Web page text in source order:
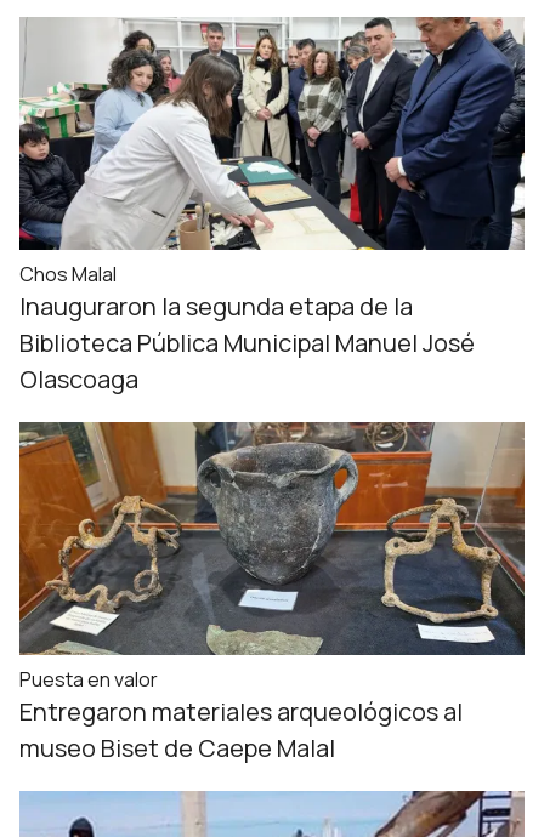
Chos Malal
Inauguraron la segunda etapa de la
Biblioteca Pública Municipal Manuel José
Olascoaga
Puesta en valor
Entregaron materiales arqueológicos al
museo Biset de Caepe Malal